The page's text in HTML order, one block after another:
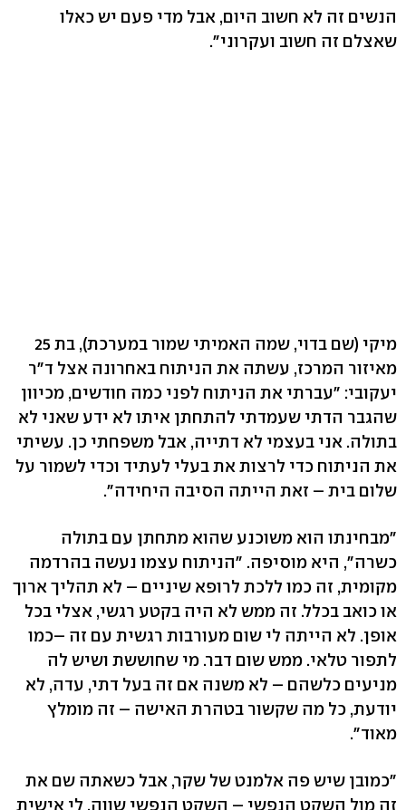
הנשים זה לא חשוב היום, אבל מדי פעם יש כאלו
שאצלם זה חשוב ועקרוני".
מיקי (שם בדוי, שמה האמיתי שמור במערכת), בת 25
מאיזור המרכז, עשתה את הניתוח באחרונה אצל ד"ר
יעקובי: "עברתי את הניתוח לפני כמה חודשים, מכיוון
שהגבר הדתי שעמדתי להתחתן איתו לא ידע שאני לא
בתולה. אני בעצמי לא דתייה, אבל משפחתי כן. עשיתי
את הניתוח כדי לרצות את בעלי לעתיד וכדי לשמור על
שלום בית – זאת הייתה הסיבה היחידה".
"מבחינתו הוא משוכנע שהוא מתחתן עם בתולה
כשרה", היא מוסיפה. "הניתוח עצמו נעשה בהרדמה
מקומית, זה כמו ללכת לרופא שיניים – לא תהליך ארוך
או כואב בכלל. זה ממש לא היה בקטע רגשי, אצלי בכל
אופן. לא הייתה לי שום מעורבות רגשית עם זה –כמו
לתפור טלאי. ממש שום דבר. מי שחוששת ושיש לה
מניעים כלשהם – לא משנה אם זה בעל דתי, עדה, לא
יודעת, כל מה שקשור בטהרת האישה – זה מומלץ
מאוד".
"כמובן שיש פה אלמנט של שקר, אבל כשאתה שם את
זה מול השקט הנפשי – השקט הנפשי שווה. לי אישית